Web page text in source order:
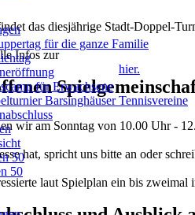
das diesjährige Stadt-Doppel-
Infos zur
hier.
wir am Sonntag von 10.00 Uhr -
hat, spricht uns bitte an oder
laut Spielplan ein bis zweimal
für die ganze Familie
für Erwachsene
Barsinghäuser Tennisvereine
50
50